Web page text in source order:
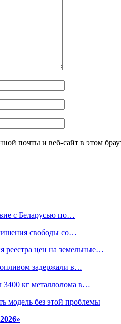
почты и веб-сайт в этом
с Беларусью по…
свободы со…
реестра цен на земельные…
задержали в…
3400 кг металлолома в…
модель без этой проблемы